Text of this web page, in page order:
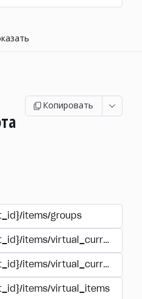
Копировать
items/groups
items/virtual_currency
items/virtual_currency/
items/virtual_items